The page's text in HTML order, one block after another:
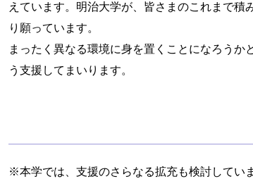
えています。明治大学が、皆さまのこれまで
り願っています。
まったく異なる環境に身を置くことになろう
う支援してまいります。
※本学では、支援のさらなる拡充も検討してい